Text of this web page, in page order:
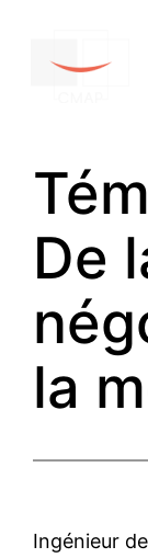
De
la
Ingénieur